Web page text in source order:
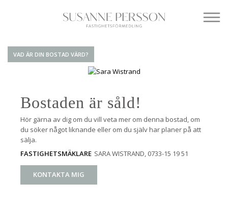
VAD ÄR DIN BOSTAD VÄRD?
Bostaden är såld!
Hör gärna av dig om du vill veta mer om denna bostad, om
du söker något liknande eller om du själv har planer på att
sälja.
FASTIGHETSMÄKLARE SARA WISTRAND , 0733-15 19 51
KONTAKTA MIG